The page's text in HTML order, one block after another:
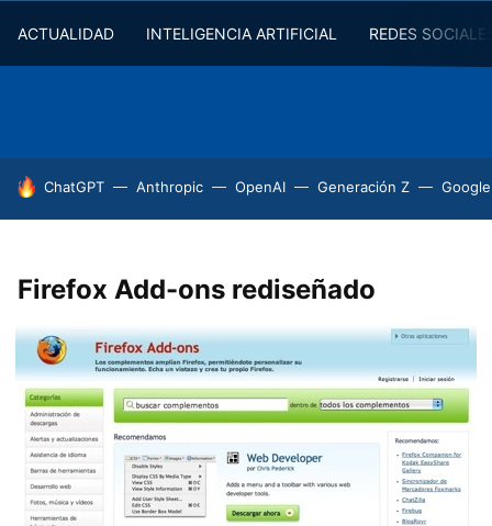
ACTUALIDAD INTELIGENCIA ARTIFICIAL REDES
HOY SE HABLA DE
ChatGPT Anthropic OpenAI Generación Z
Firefox Add-ons rediseñado